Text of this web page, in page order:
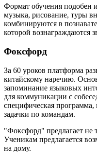
Формат обучения подобен
музыка, рисование, туры
комбинируются в
которой вознаграждаются
Фоксфорд
За 60 уроков платформа
китайскому наречию.
запоминание языковых
для коммуникации с
специфическая
задачки по командам.
"Фоксфорд" предлагает не
Ученикам предлагается
на дому.